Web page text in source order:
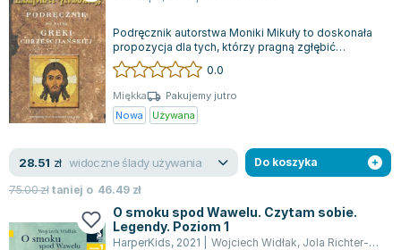
Podręcznik autorstwa Moniki Mikuły to doskonała
propozycja dla tych, którzy pragną zgłębić
starożytną grekę, zwłaszcza w kontekści...
0.0
Miękka
Pakujemy jutro
Nowa
Używana
28.51 zł widoczne ślady używania
75.00złtaniej o 46.49 zł
Do koszyka
O smoku spod Wawelu. Czytam sobie.
Legendy. Poziom 1
HarperKids, 2021 Wojciech Widłak, Jola Richter-Magnuszewska